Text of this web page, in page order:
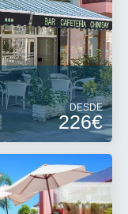
DESDE
226€